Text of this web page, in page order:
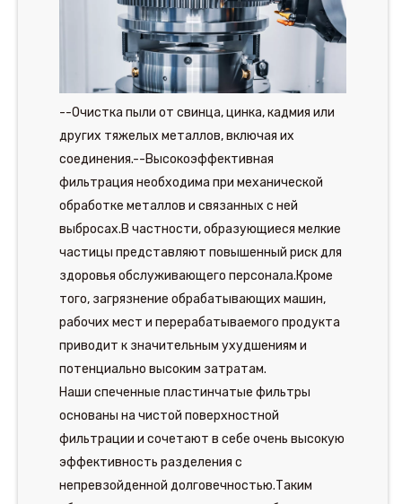
--Очистка пыли от свинца, цинка, кадмия или
других тяжелых металлов, включая их
соединения.--Высокоэффективная
фильтрация необходима при механической
обработке металлов и связанных с ней
выбросах.В частности, образующиеся мелкие
частицы представляют повышенный риск для
здоровья обслуживающего персонала.Кроме
того, загрязнение обрабатывающих машин,
рабочих мест и перерабатываемого продукта
приводит к значительным ухудшениям и
потенциально высоким затратам.
Наши спеченные пластинчатые фильтры
основаны на чистой поверхностной
фильтрации и сочетают в себе очень высокую
эффективность разделения с
непревзойденной долговечностью.Таким